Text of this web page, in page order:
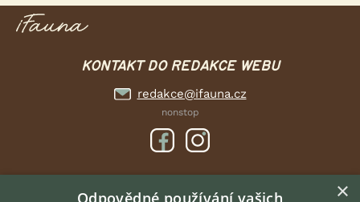
KONTAKT DO REDAKCE WEBU
redakce@ifauna.cz
nonstop
DOMOVSKÁ STRÁNKA ×
Odpovědné používání vašich